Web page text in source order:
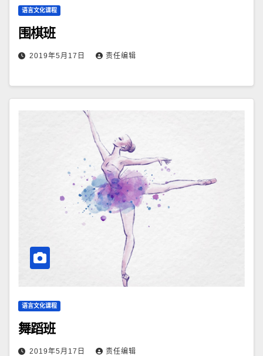
语言文化课程
围棋班
2019年5月17日 责任编辑
语言文化课程
舞蹈班
2019年5月17日 责任编辑